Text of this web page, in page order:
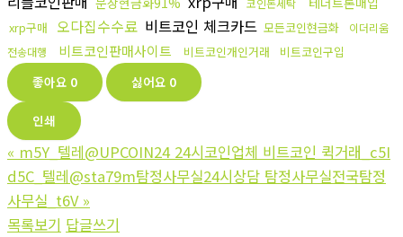
코인돈세탁
xrp구매 오다집수수료 비트코인 체크카드 모든코인현금화
이더리움
전송대행
비트코인판매사이트 비트코인개인거래 비트코인구입
좋아요 0 싫어요 0
인쇄
« m5Y_텔레@UPCOIN24 24시코인업체 비트코인 퀵거래_c5I
d5C_텔레@sta79m탐정사무실24시상담 탐정사무실전국탐정
사무실_t6V »
목록보기 답글쓰기